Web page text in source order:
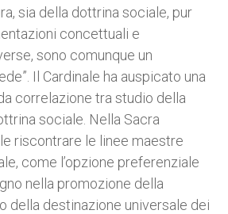
sia della dottrina sociale, pur
concettuali e
sono comunque un
Il Cardinale ha auspicato una
correlazione tra studio della
sociale. Nella Sacra
riscontrare le linee maestre
come l’opzione preferenziale
nella promozione della
della destinazione universale dei